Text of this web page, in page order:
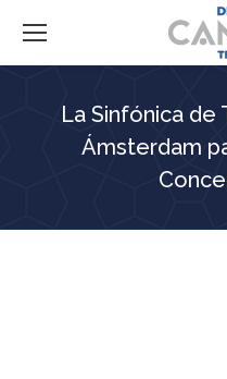
La Sinfónica de
Ámsterdam